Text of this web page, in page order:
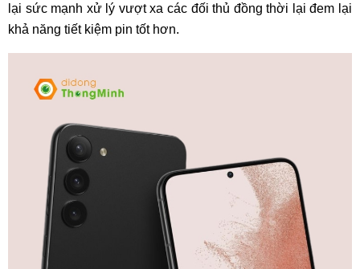
lại sức mạnh xử lý vượt xa các đối thủ đồng thời lại đem lại
khả năng tiết kiệm pin tốt hơn.